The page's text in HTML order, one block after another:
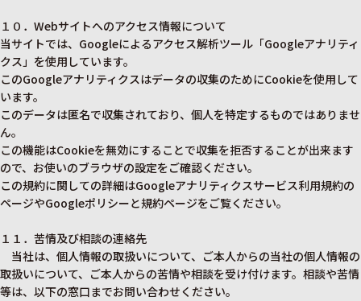
１０．Webサイトへのアクセス情報について
当サイトでは、Googleによるアクセス解析ツール「Googleアナリティ
クス」を使用しています。
このGoogleアナリティクスはデータの収集のためにCookieを使用して
います。
このデータは匿名で収集されており、個人を特定するものではありませ
ん。
この機能はCookieを無効にすることで収集を拒否することが出来ます
ので、お使いのブラウザの設定をご確認ください。
この規約に関しての詳細はGoogleアナリティクスサービス利用規約の
ページやGoogleポリシーと規約ページをご覧ください。
１１．苦情及び相談の連絡先
当社は、個人情報の取扱いについて、ご本人からの当社の個人情報の
取扱いについて、ご本人からの苦情や相談を受け付けます。相談や苦情
等は、以下の窓口までお問い合わせください。